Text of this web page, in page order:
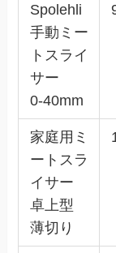
Spolehli
手動ミー
トスライ
サー
0‑40mm
家庭用ミ
ートスラ
イサー
卓上型
薄切り